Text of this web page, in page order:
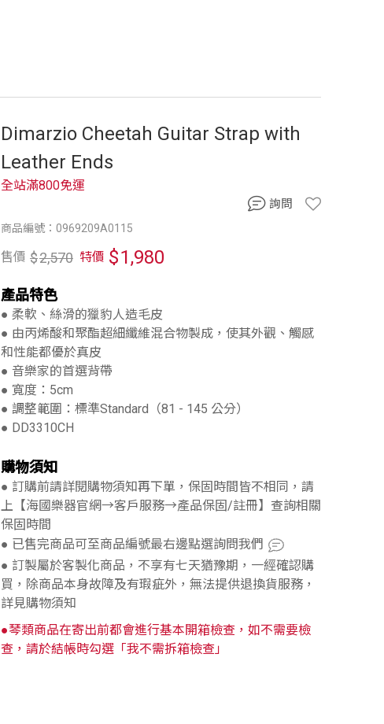
Dimarzio Cheetah Guitar Strap with
Leather Ends
商品編號：0969209A0115
全站滿800免運
售價 $2,570 特價 $1,980
產品特色
● 柔軟、絲滑的獵豹人造毛皮
● 由丙烯酸和聚酯超細纖維混合物製成，使其外觀、觸感
和性能都優於真皮
● 音樂家的首選背帶
● 寬度：5cm
● 調整範圍：標準Standard（81 - 145 公分）
● DD3310CH
購物須知
● 訂購前請詳閱購物須知再下單，保固時間皆不相同，請
上【海國樂器官網→客戶服務→產品保固/註冊】查詢相關
保固時間
● 已售完商品可至商品編號最右邊點選詢問我們
● 訂製屬於客製化商品，不享有七天猶豫期，一經確認購
買，除商品本身故障及有瑕疵外，無法提供退換貨服務，
詳見購物須知
●琴類商品在寄出前都會進行基本開箱檢查，如不需要檢
查，請於結帳時勾選「我不需拆箱檢查」
詢問